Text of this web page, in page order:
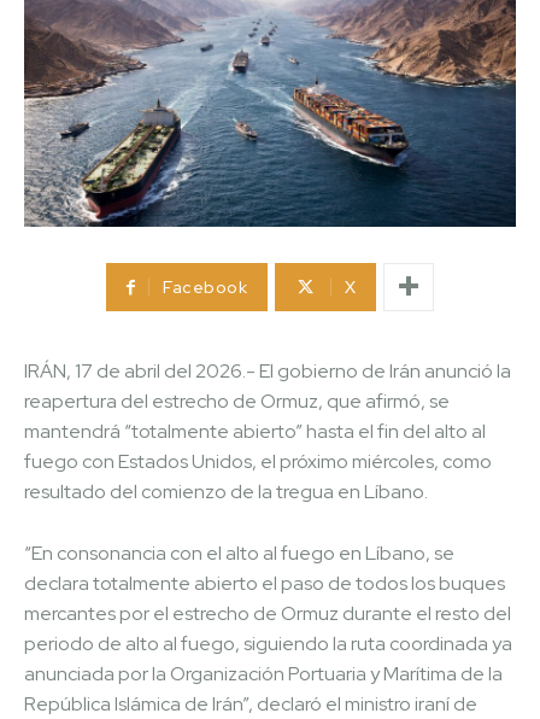
Facebook X
IRÁN, 17 de abril del 2026.- El gobierno de Irán anunció la
reapertura del estrecho de Ormuz, que afirmó, se
mantendrá “totalmente abierto” hasta el fin del alto al
fuego con Estados Unidos, el próximo miércoles, como
resultado del comienzo de la tregua en Líbano.
“En consonancia con el alto al fuego en Líbano, se
declara totalmente abierto el paso de todos los buques
mercantes por el estrecho de Ormuz durante el resto del
periodo de alto al fuego, siguiendo la ruta coordinada ya
anunciada por la Organización Portuaria y Marítima de la
República Islámica de Irán”, declaró el ministro iraní de